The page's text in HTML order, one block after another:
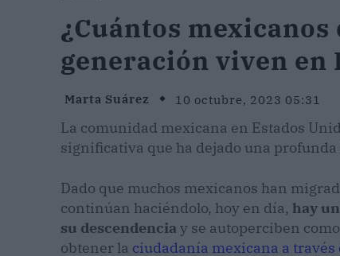
¿Cuántos
generación viven en
Marta Suárez 10 octubre, 2023 05:31
La comunidad mexicana en Estados
significativa que ha dejado una
Dado que muchos mexicanos han
continúan haciéndolo, hoy en día, hay
su descendencia y se autoperciben
obtener la ciudadanía mexicana a través